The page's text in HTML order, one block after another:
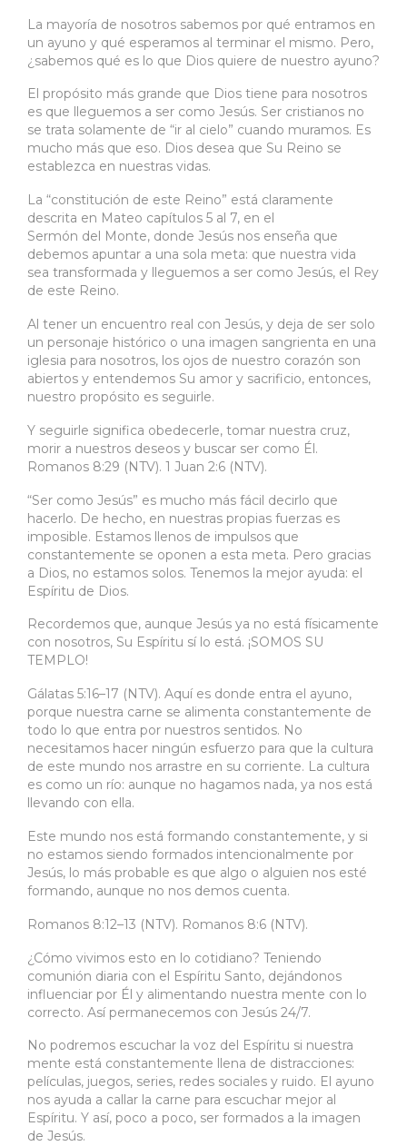
La mayoría de nosotros sabemos por qué entramos en
un ayuno y qué esperamos al terminar el mismo. Pero,
¿sabemos qué es lo que Dios quiere de nuestro ayuno?
El propósito más grande que Dios tiene para nosotros
es que lleguemos a ser como Jesús. Ser cristianos no
se trata solamente de “ir al cielo” cuando muramos. Es
mucho más que eso. Dios desea que Su Reino se
establezca en nuestras vidas.
La “constitución de este Reino” está claramente
descrita en Mateo capítulos 5 al 7, en el
Sermón del Monte, donde Jesús nos enseña que
debemos apuntar a una sola meta: que nuestra vida
sea transformada y lleguemos a ser como Jesús, el Rey
de este Reino.
Al tener un encuentro real con Jesús, y deja de ser solo
un personaje histórico o una imagen sangrienta en una
iglesia para nosotros, los ojos de nuestro corazón son
abiertos y entendemos Su amor y sacrificio, entonces,
nuestro propósito es seguirle.
Y seguirle significa obedecerle, tomar nuestra cruz,
morir a nuestros deseos y buscar ser como Él.
Romanos 8:29 (NTV). 1 Juan 2:6 (NTV).
“Ser como Jesús” es mucho más fácil decirlo que
hacerlo. De hecho, en nuestras propias fuerzas es
imposible. Estamos llenos de impulsos que
constantemente se oponen a esta meta. Pero gracias
a Dios, no estamos solos. Tenemos la mejor ayuda: el
Espíritu de Dios.
Recordemos que, aunque Jesús ya no está físicamente
con nosotros, Su Espíritu sí lo está. ¡SOMOS SU
TEMPLO!
Gálatas 5:16–17 (NTV). Aquí es donde entra el ayuno,
porque nuestra carne se alimenta constantemente de
todo lo que entra por nuestros sentidos. No
necesitamos hacer ningún esfuerzo para que la cultura
de este mundo nos arrastre en su corriente. La cultura
es como un río: aunque no hagamos nada, ya nos está
llevando con ella.
Este mundo nos está formando constantemente, y si
no estamos siendo formados intencionalmente por
Jesús, lo más probable es que algo o alguien nos esté
formando, aunque no nos demos cuenta.
Romanos 8:12–13 (NTV). Romanos 8:6 (NTV).
¿Cómo vivimos esto en lo cotidiano? Teniendo
comunión diaria con el Espíritu Santo, dejándonos
influenciar por Él y alimentando nuestra mente con lo
correcto. Así permanecemos con Jesús 24/7.
No podremos escuchar la voz del Espíritu si nuestra
mente está constantemente llena de distracciones:
películas, juegos, series, redes sociales y ruido. El ayuno
nos ayuda a callar la carne para escuchar mejor al
Espíritu. Y así, poco a poco, ser formados a la imagen
de Jesús.